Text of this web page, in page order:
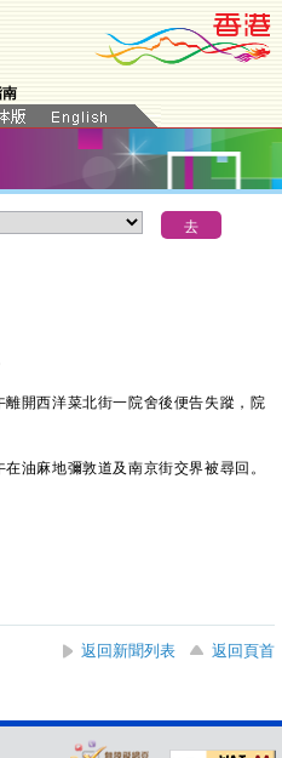
開西洋菜北街一院舍後便告失蹤，院
麻地彌敦道及南京街交界被尋回。
返回新聞列表
返回頁首